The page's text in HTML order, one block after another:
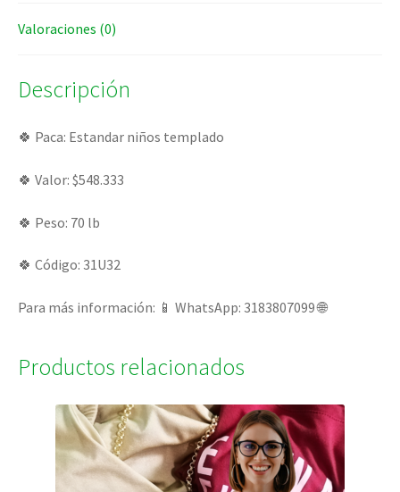
Valoraciones (0)
Descripción
🍀 Paca: Estandar niños templado
🍀 Valor: $548.333
🍀 Peso: 70 lb
🍀 Código: 31U32
Para más información: 📱 WhatsApp: 3183807099 🌐
Productos relacionados